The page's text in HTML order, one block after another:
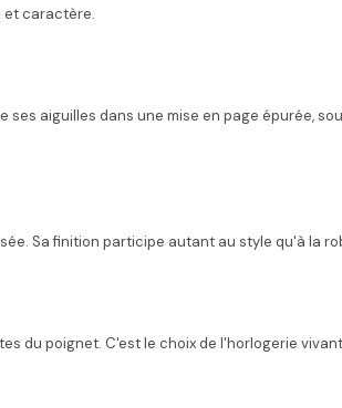
et caractère.
aiguilles dans une mise en page épurée,
Sa finition participe autant au style qu'à la
du poignet. C'est le choix de l'horlogerie